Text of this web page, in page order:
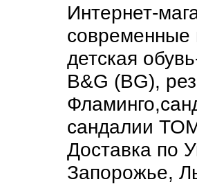
Интернет-
современные
детская
B&G (BG),
сандалии
Доставка по
Запорожье,